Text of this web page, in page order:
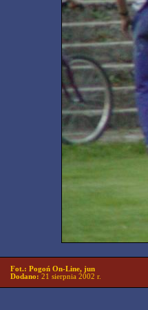
Fot.: Pogoń On-Line, jun
Dodano: 21 sierpnia 2002 r.